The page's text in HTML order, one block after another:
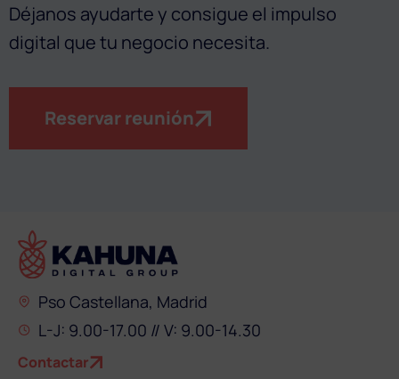
Déjanos ayudarte y consigue el impulso
digital que tu negocio necesita.
Reservar reunión
Pso Castellana, Madrid
L-J: 9.00-17.00 // V: 9.00-14.30
Contactar